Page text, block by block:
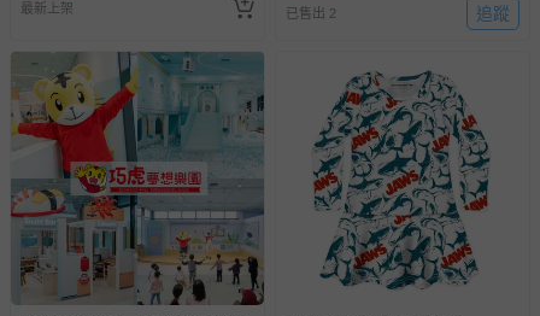
最新上架 已售出 2 追蹤